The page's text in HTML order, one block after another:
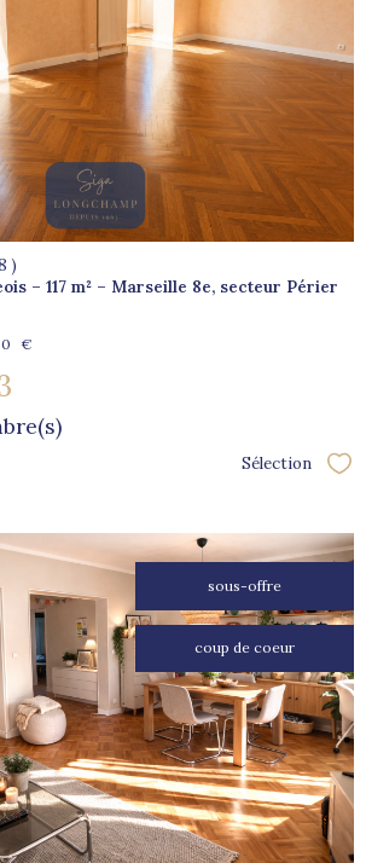
voir le
bien
– 117 m² – Marseille 8e, secteur Périer
€
Sélection
sous-offre
coup de coeur
voir le
bien